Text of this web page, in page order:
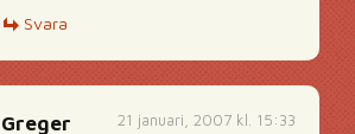
Svara
21 januari, 2007 kl. 15:33
Greger